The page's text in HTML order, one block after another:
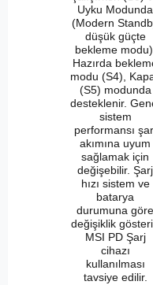
Uyku Modunda
(Modern
düşük güçte
bekleme
Hazırda
modu (S4),
(S5) modunda
desteklenir.
sistem
performansı
akımına uyum
sağlamak için
değişebilir. Şarj
hızı sistem ve
batarya
durumuna göre
değişiklik
MSI PD Şarj
cihazı
kullanılması
tavsiye edilir.